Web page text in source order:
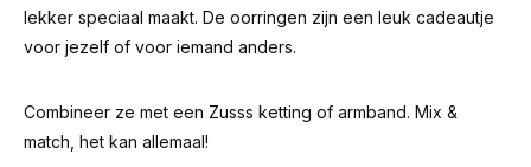
lekker speciaal maakt. De oorringen zijn een leuk cadeautje
voor jezelf of voor iemand anders.
Combineer ze met een Zusss ketting of armband. Mix &
match, het kan allemaal!